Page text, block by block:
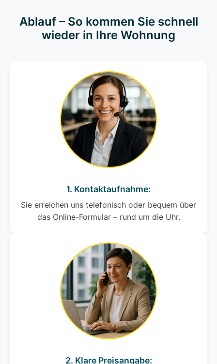
Ablauf – So kommen Sie schnell
wieder in Ihre Wohnung
1. Kontaktaufnahme:
Sie erreichen uns telefonisch oder bequem über
das Online-Formular – rund um die Uhr.
2. Klare Preisangabe: